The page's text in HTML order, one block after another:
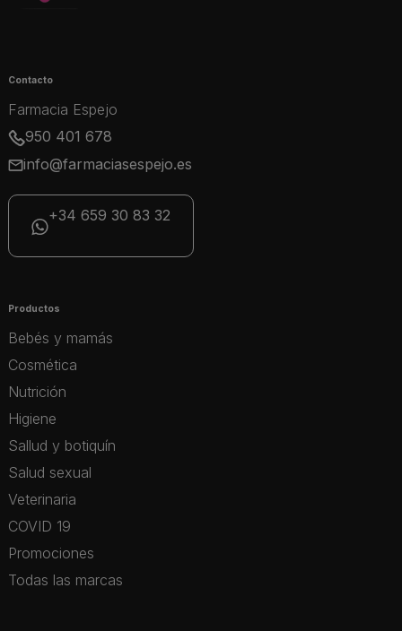
Contacto
Farmacia Espejo
950 401 678
info@farmaciasespejo.es
+34 659 30 83 32
Productos
Bebés y mamás
Cosmética
Nutrición
Higiene
Sallud y botiquín
Salud sexual
Veterinaria
COVID 19
Promociones
Todas las marcas